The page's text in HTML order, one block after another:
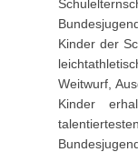
Kinder der
Weitwurf,
Kinder